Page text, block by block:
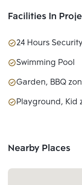
Facilities In
24 Hours
Swimming Pool
Garden, BBQ
Playground, Kid
Nearby Places